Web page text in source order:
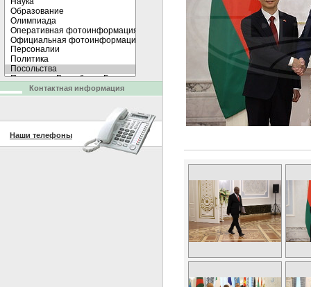
Контактная информация
Наши телефоны